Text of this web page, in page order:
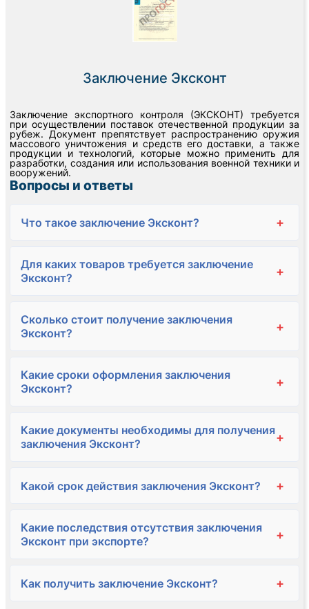
Заключение Эксконт
Заключение экспортного контроля (ЭКСКОНТ) требуется
при осуществлении поставок отечественной продукции за
рубеж. Документ препятствует распространению оружия
массового уничтожения и средств его доставки, а также
продукции и технологий, которые можно применить для
разработки, создания или использования военной техники и
вооружений.
Вопросы и ответы
Что такое заключение Эксконт? +
Для каких товаров требуется заключение
Эксконт?
+
Сколько стоит получение заключения
Эксконт?
+
Какие сроки оформления заключения
Эксконт?
+
Какие документы необходимы для получения
заключения Эксконт?
+
Какой срок действия заключения Эксконт? +
Какие последствия отсутствия заключения
Эксконт при экспорте?
+
Как получить заключение Эксконт? +